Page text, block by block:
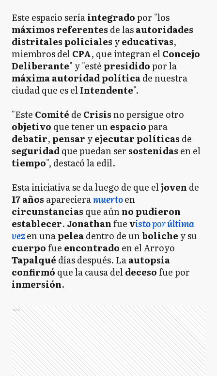
Este espacio seríaintegradopor "los
máximos referentes de lasautoridades
distritales policiales yeducativas,
miembros delCPA, que integran elConcejo
Deliberante" y "esté presididopor la
máxima autoridad políticade nuestra
ciudad que es elIntendente".
"Este Comité de Crisisno persigue otro
objetivo que tener unespaciopara
debatir, pensar yejecutar políticas de
seguridadque puedan ser sostenidas en el
tiempo", destacó la edil.
Esta iniciativa se da luego de que eljoven de
17 años aparecieramuertoen
circunstancias que aúnno pudieron
establecer. Jonathanfuevistoporúltima
vezen unapeleadentro de unboliche y su
cuerpofue encontrado en el Arroyo
Tapalqué días después. Laautopsia
confirmó que la causa deldecesofue por
inmersión.
Ads